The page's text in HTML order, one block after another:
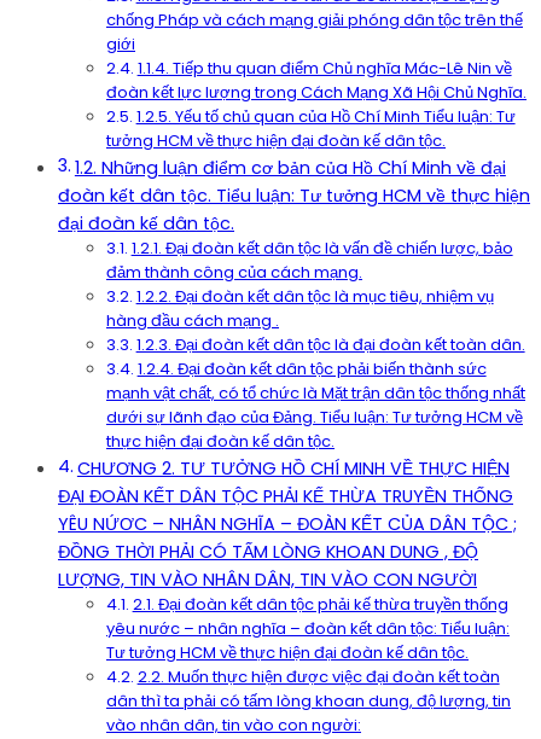
chống Pháp và cách mạng giải phóng dân tộc trên thế
giới
1.1.4. Tiếp thu quan điểm Chủ nghĩa Mác-Lê Nin về
đoàn kết lực lượng trong Cách Mạng Xã Hội Chủ Nghĩa.
1.2.5. Yếu tố chủ quan của Hồ Chí Minh Tiểu luận: Tư
tưởng HCM về thực hiện đại đoàn kế dân tộc.
1.2. Những luận điểm cơ bản của Hồ Chí Minh về đại
đoàn kết dân tộc. Tiểu luận: Tư tưởng HCM về thực hiện
đại đoàn kế dân tộc.
1.2.1. Đại đoàn kết dân tộc là vấn đề chiến lược, bảo
đảm thành công của cách mạng.
1.2.2. Đại đoàn kết dân tộc là mục tiêu, nhiệm vụ
hàng đầu cách mạng .
1.2.3. Đại đoàn kết dân tộc là đại đoàn kết toàn dân.
1.2.4. Đại đoàn kết dân tộc phải biến thành sức
mạnh vật chất, có tổ chức là Mặt trận dân tộc thống nhất
dưới sự lãnh đạo của Đảng. Tiểu luận: Tư tưởng HCM về
thực hiện đại đoàn kế dân tộc.
CHƯƠNG 2. TƯ TƯỞNG HỒ CHÍ MINH VỀ THỰC HIỆN
ĐẠI ĐOÀN KẾT DÂN TỘC PHẢI KẾ THỪA TRUYỀN THỐNG
YÊU NỨƠC – NHÂN NGHĨA – ĐOÀN KẾT CỦA DÂN TỘC ;
ĐỒNG THỜI PHẢI CÓ TẤM LÒNG KHOAN DUNG , ĐỘ
LƯỢNG, TIN VÀO NHÂN DÂN, TIN VÀO CON NGƯỜI
2.1. Đại đoàn kết dân tộc phải kế thừa truyền thống
yêu nước – nhân nghĩa – đoàn kết dân tộc: Tiểu luận:
Tư tưởng HCM về thực hiện đại đoàn kế dân tộc.
2.2. Muốn thực hiện được việc đại đoàn kết toàn
dân thì ta phải có tấm lòng khoan dung, độ lượng, tin
vào nhân dân, tin vào con người: